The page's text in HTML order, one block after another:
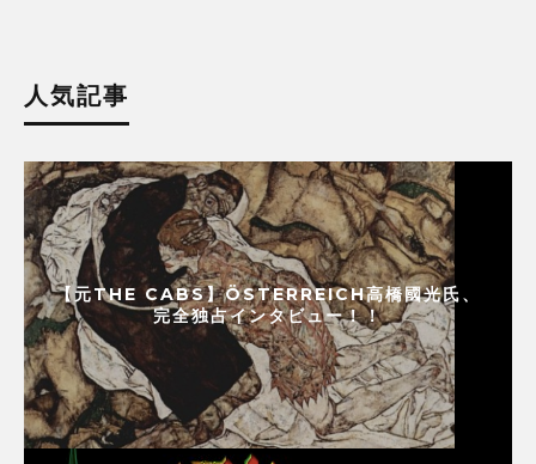
人気記事
【元THE CABS】ÖSTERREICH高橋國光氏、
完全独占インタビュー！！